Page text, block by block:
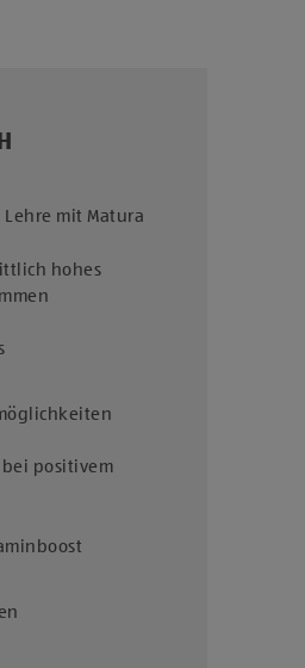
Lehre mit Matura
hohes
positivem